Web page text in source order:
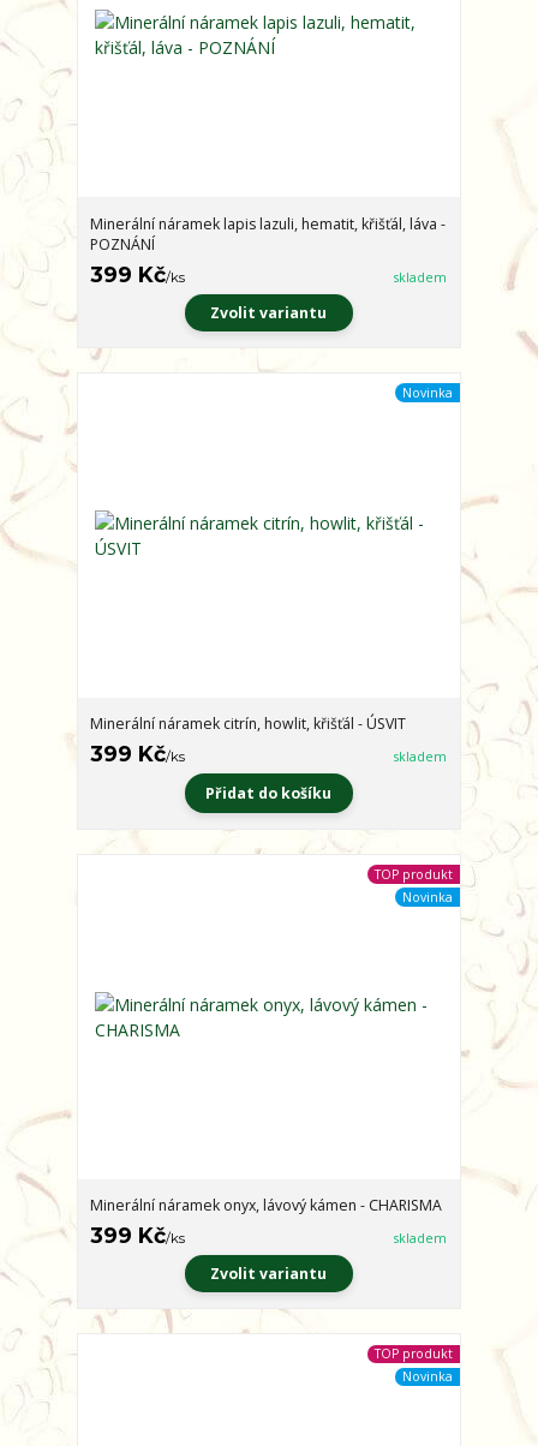
Minerální náramek lapis lazuli, hematit, křišťál, láva -
POZNÁNÍ
399 Kč/ks skladem
Zvolit variantu
Novinka
Minerální náramek citrín, howlit, křišťál - ÚSVIT
399 Kč/ks skladem
Přidat do košíku
TOP produkt
Novinka
Minerální náramek onyx, lávový kámen - CHARISMA
399 Kč/ks skladem
Zvolit variantu
TOP produkt
Novinka